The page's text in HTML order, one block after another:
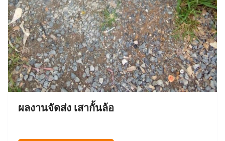
ผลงานจัดส่ง เสากั้นล้อ